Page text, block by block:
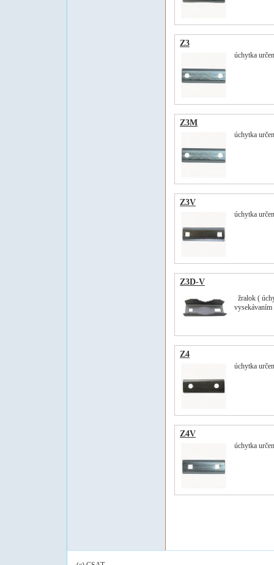
Z3
úchytka
Z3M
úchytka
Z3V
úchytka
Z3D-V
žralok (
Z4
úchytka
Z4V
úchytka